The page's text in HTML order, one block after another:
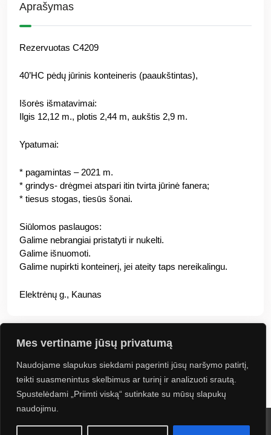
Mes vertiname jūsų privatumą
Naudojame slapukus siekdami pagerinti jūsų naršymo patirtį,
teikti suasmenintus skelbimus ar turinį ir analizuoti srautą.
Spustelėdami „Priimti viską“ sutinkate su mūsų slapukų
naudojimu.
Aprašymas
Rezervuotas C4209
40’HC pėdų jūrinis konteineris (paaukštintas),
Išorės išmatavimai:
Ilgis 12,12 m., plotis 2,44 m, aukštis 2,9 m.
Ypatumai:
* pagamintas – 2021 m.
* grindys- drėgmei atspari itin tvirta jūrinė fanera;
* tiesus stogas, tiesūs šonai.
Siūlomos paslaugos:
Galime nebrangiai pristatyti ir nukelti.
Galime išnuomoti.
Galime nupirkti konteinerį, jei ateity taps nereikalingu.
Elektrėnų g., Kaunas
Jus gali sudominti
2024 UAB Kontineta. Visos teisės saugomos. Sprendimas: